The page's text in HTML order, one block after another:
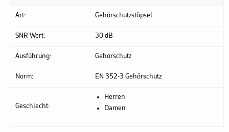
Art: Gehörschutzstöpsel
SNR-Wert: 30 dB
Ausführung: Gehörschutz
Norm: EN 352-3 Gehörschutz
Geschlecht:
Herren
Damen